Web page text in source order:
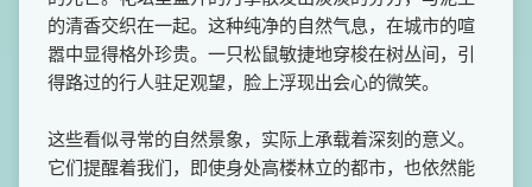
的清香交织在一起。这种纯净的自然气息，在城市的喧
嚣中显得格外珍贵。一只松鼠敏捷地穿梭在树丛间，引
得路过的行人驻足观望，脸上浮现出会心的微笑。
这些看似寻常的自然景象，实际上承载着深刻的意义。
它们提醒着我们，即使身处高楼林立的都市，也依然能